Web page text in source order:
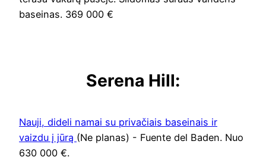
baseinas. 369 000 €
Serena Hill:
Nauji, dideli namai su privačiais baseinais ir
vaizdu į jūrą (Ne planas) - Fuente del Baden. Nuo
630 000 €.